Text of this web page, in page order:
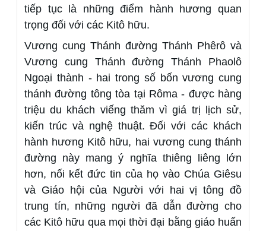
tiếp tục là những điểm hành hương quan
trọng đối với các Kitô hữu.
Vương cung Thánh đường Thánh Phêrô và
Vương cung Thánh đường Thánh Phaolô
Ngoại thành - hai trong số bốn vương cung
thánh đường tông tòa tại Rôma - được hàng
triệu du khách viếng thăm vì giá trị lịch sử,
kiến trúc và nghệ thuật. Đối với các khách
hành hương Kitô hữu, hai vương cung thánh
đường này mang ý nghĩa thiêng liêng lớn
hơn, nối kết đức tin của họ vào Chúa Giêsu
và Giáo hội của Người với hai vị tông đồ
trung tín, những người đã dẫn đường cho
các Kitô hữu qua mọi thời đại bằng giáo huấn